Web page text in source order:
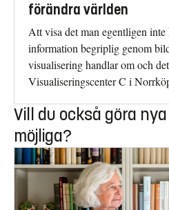
förändra världen
Att visa det man egentligen
information begriplig genom
visualisering handlar om och
Visualiseringscenter C i
Vill du också göra
möjliga?